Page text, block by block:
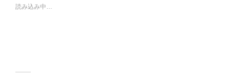
読み込み中…